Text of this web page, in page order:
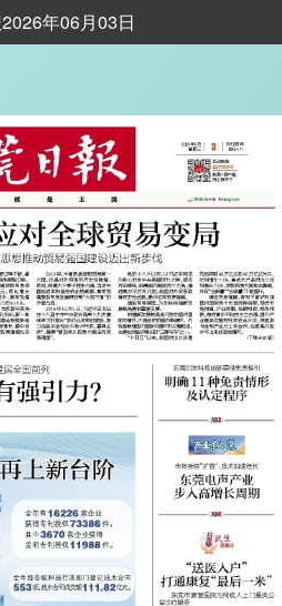
年06月03日